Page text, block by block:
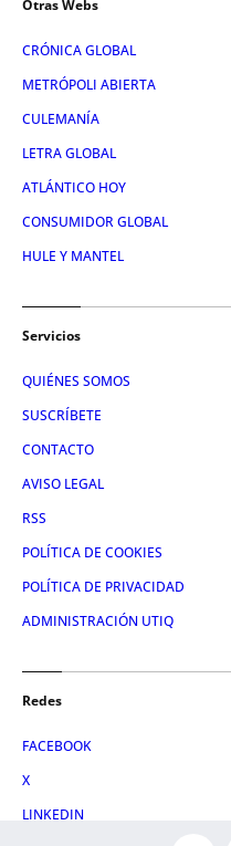
Otras Webs
CRÓNICA GLOBAL
METRÓPOLI ABIERTA
CULEMANÍA
LETRA GLOBAL
ATLÁNTICO HOY
CONSUMIDOR GLOBAL
HULE Y MANTEL
Servicios
QUIÉNES SOMOS
SUSCRÍBETE
CONTACTO
AVISO LEGAL
RSS
POLÍTICA DE COOKIES
POLÍTICA DE PRIVACIDAD
ADMINISTRACIÓN UTIQ
Redes
FACEBOOK
X
LINKEDIN